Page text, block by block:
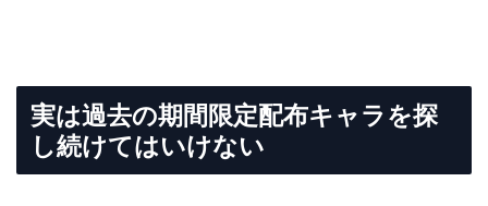
実は過去の期間限定配布キャラを探
し続けてはいけない